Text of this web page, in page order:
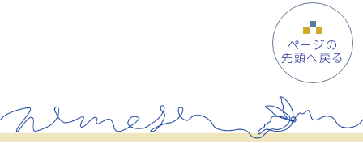
ページの
先頭へ戻る